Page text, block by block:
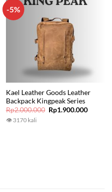
-5%
Kael Leather Goods Leather
Backpack Kingpeak Series
Rp2.000.000 Original
price
Rp1.900.000Current
👁 3170 kali